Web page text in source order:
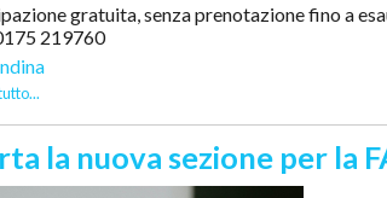
gratuita, senza prenotazione fino a
219760
la nuova sezione per la